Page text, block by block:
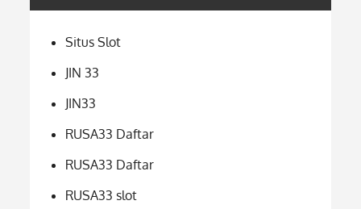
Situs Slot
JIN 33
JIN33
RUSA33 Daftar
RUSA33 Daftar
RUSA33 slot